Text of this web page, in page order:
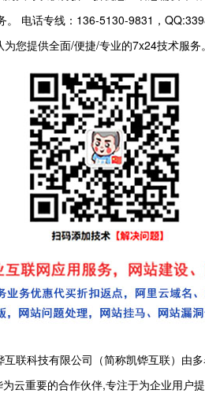
。 电话专线：136-5130-9831，
您提供全面/便捷/专业的7x24技术服务
互联科技有限公司（简称凯铧互联）由
云重要的合作伙伴,专注于为企业用户